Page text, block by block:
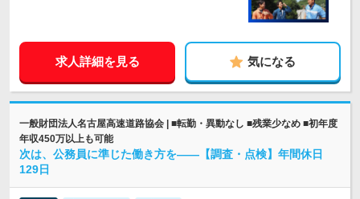
求人詳細を見る 気になる
一般財団法人名古屋高速道路協会 | ■転勤・異動なし ■残業少なめ ■初年度
年収450万以上も可能
次は、公務員に準じた働き方を――【調査・点検】年間休日
129日